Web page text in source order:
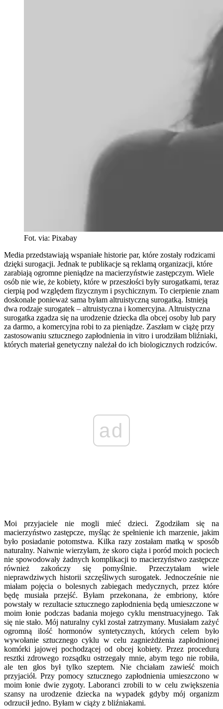
Fot. via: Pixabay
Media przedstawiają wspaniałe historie par, które zostały rodzicami
dzięki surogacji. Jednak te publikacje są reklamą organizacji, które
zarabiają ogromne pieniądze na macierzyństwie zastępczym. Wiele
osób nie wie, że kobiety, które w przeszłości były surogatkami, teraz
cierpią pod względem fizycznym i psychicznym. To cierpienie znam
doskonale ponieważ sama byłam altruistyczną surogatką. Istnieją
dwa rodzaje surogatek – altruistyczna i komercyjna. Altruistyczna
surogatka zgadza się na urodzenie dziecka dla obcej osoby lub pary
za darmo, a komercyjna robi to za pieniądze. Zaszłam w ciążę przy
zastosowaniu sztucznego zapłodnienia in vitro i urodziłam bliźniaki,
których materiał genetyczny należał do ich biologicznych rodziców.
ad
Moi przyjaciele nie mogli mieć dzieci. Zgodziłam się na
macierzyństwo zastępcze, myśląc że spełnienie ich marzenie, jakim
było posiadanie potomstwa. Kilka razy zostałam matką w sposób
naturalny. Naiwnie wierzyłam, że skoro ciąża i poród moich pociech
nie spowodowały żadnych komplikacji to macierzyństwo zastępcze
również zakończy się pomyślnie. Przeczytałam wiele
nieprawdziwych historii szczęśliwych surogatek. Jednocześnie nie
miałam pojęcia o bolesnych zabiegach medycznych, przez które
będę musiała przejść. Byłam przekonana, że embriony, które
powstały w rezultacie sztucznego zapłodnienia będą umieszczone w
moim łonie podczas badania mojego cyklu menstruacyjnego. Tak
się nie stało. Mój naturalny cykl został zatrzymany. Musiałam zażyć
ogromną ilość hormonów syntetycznych, których celem było
wywołanie sztucznego cyklu w celu zagnieżdżenia zapłodnionej
komórki jajowej pochodzącej od obcej kobiety. Przez procedurą
resztki zdrowego rozsądku ostrzegały mnie, abym tego nie robiła,
ale ten głos był tylko szeptem. Nie chciałam zawieść moich
przyjaciół. Przy pomocy sztucznego zapłodnienia umieszczono w
moim łonie dwie zygoty. Laboranci zrobili to w celu zwiększenia
szansy na urodzenie dziecka na wypadek gdyby mój organizm
odrzucił jedno. Byłam w ciąży z bliźniakami.